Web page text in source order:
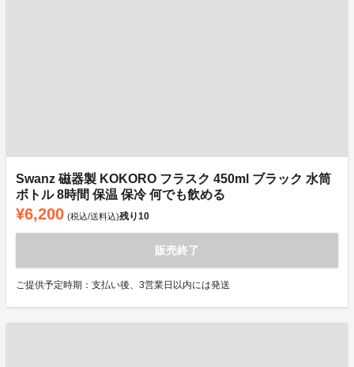
Swanz 磁器製 KOKORO フラスク 450ml ブラック 水筒
ボトル 8時間 保温 保冷 何でも飲める
¥6,200 (税込/送料込)残り10
販売終了
ご提供予定時期：支払い後、3営業日以内には発送